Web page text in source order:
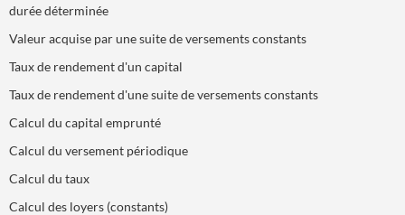
durée déterminée
Valeur acquise par une suite de versements constants
Taux de rendement d'un capital
Taux de rendement d'une suite de versements constants
Calcul du capital emprunté
Calcul du versement périodique
Calcul du taux
Calcul des loyers (constants)